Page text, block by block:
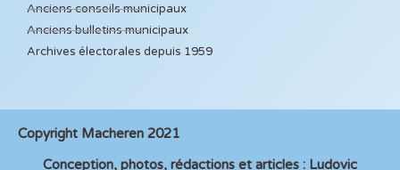
Anciens conseils municipaux
Anciens bulletins municipaux
Archives électorales depuis 1959
Copyright Macheren 2021
Conception, photos, rédactions et articles : Ludovic